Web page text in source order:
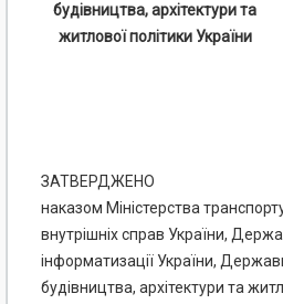
будівництва, архітектури та
житлової політики України
ЗАТВЕРДЖЕНО
наказом Міністерства
внутрішніх справ України,
інформатизації України,
будівництва, архітектури та